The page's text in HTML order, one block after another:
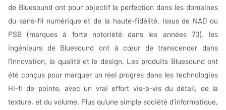
de Bluesound ont pour objectif la perfection dans les domaines
du sans-fil numérique et de la haute-fidélité. Issus de NAD ou
PSB (marques à forte notoriété dans les années 70), les
ingénieurs de Bluesound ont à cœur de transcender dans
l’innovation, la qualité et le design. Les produits Bluesound ont
été conçus pour marquer un réel progrès dans les technologies
Hi-fi de pointe, avec un vrai effort vis-à-vis du détail, de la
texture, et du volume. Plus qu’une simple société d’informatique,